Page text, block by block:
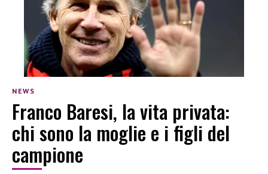
NEWS
Franco Baresi, la vita privata:
chi sono la moglie e i figli del
campione